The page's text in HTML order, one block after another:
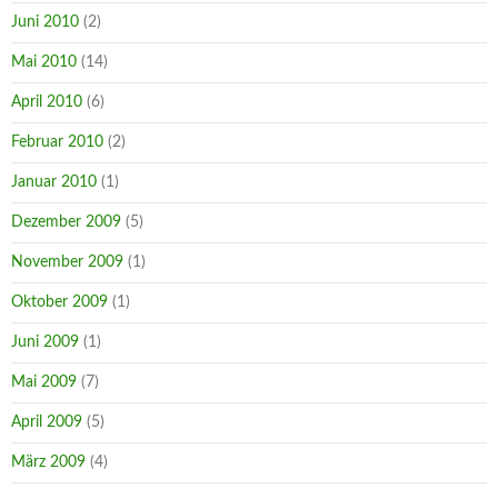
Juni 2010 (2)
Mai 2010 (14)
April 2010 (6)
Februar 2010 (2)
Januar 2010 (1)
Dezember 2009 (5)
November 2009 (1)
Oktober 2009 (1)
Juni 2009 (1)
Mai 2009 (7)
April 2009 (5)
März 2009 (4)